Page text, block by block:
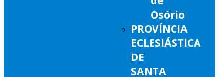
Osório
PROVÍNCIA
ECLESIÁSTICA
DE
SANTA